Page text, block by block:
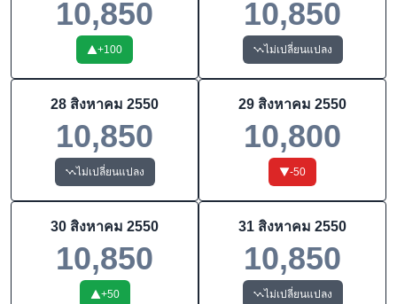
10,850
+100
10,850
ไม่เปลี่ยนแปลง
28 สิงหาคม 2550
10,850
ไม่เปลี่ยนแปลง
29 สิงหาคม 2550
10,800
-50
30 สิงหาคม 2550
10,850
+50
31 สิงหาคม 2550
10,850
ไม่เปลี่ยนแปลง